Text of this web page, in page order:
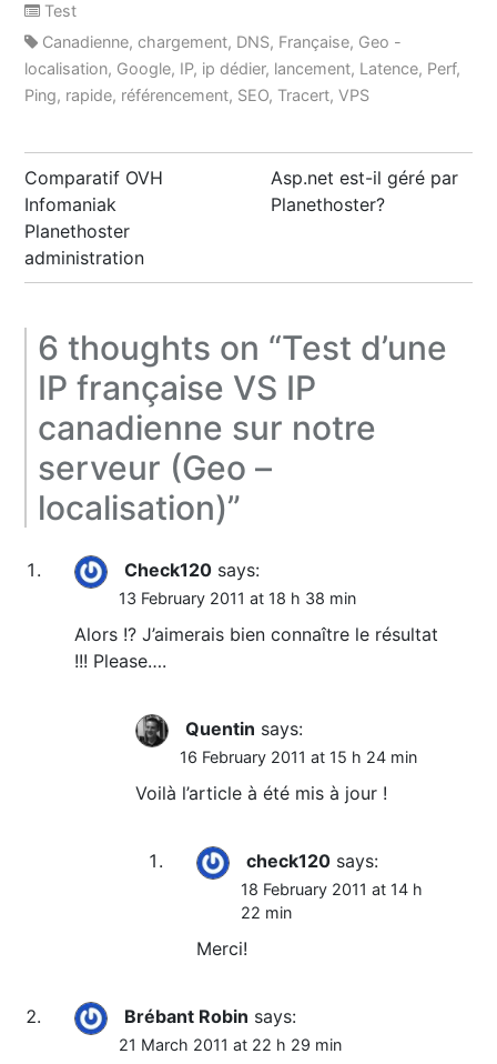
Test
Canadienne,chargement, DNS, Française, Geo -
localisation, Google, IP, ip dédier, lancement, Latence, Perf,
Ping, rapide, référencement, SEO,Tracert,VPS
Post
navigation
Comparatif OVH
Infomaniak
Planethoster
administration
Asp.net est-il géré par
Planethoster?
6 thoughts on “Test d’une
IP française VS IP
canadienne sur notre
serveur (Geo –
localisation)”
Check120 says:
13 February 2011 at 18 h 38 min
Alors !? J’aimerais bien connaître le résultat
!!! Please….
Quentin says:
16 February 2011 at 15 h 24 min
Voilà l’article à été mis à jour !
check120 says:
18 February 2011 at 14 h
22 min
Merci!
Brébant Robin says:
21 March 2011 at 22 h 29 min